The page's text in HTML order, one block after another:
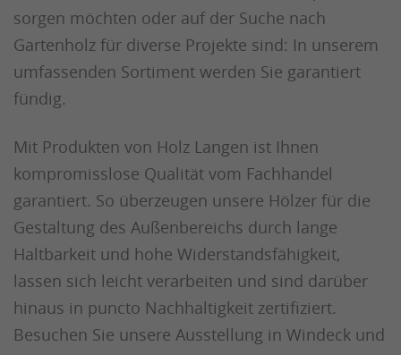
sorgen möchten oder auf der Suche nach
Gartenholz für diverse Projekte sind: In unserem
umfassenden Sortiment werden Sie garantiert
fündig.
Mit Produkten von Holz Langen ist Ihnen
kompromisslose Qualität vom Fachhandel
garantiert. So überzeugen unsere Hölzer für die
Gestaltung des Außenbereichs durch lange
Haltbarkeit und hohe Widerstandsfähigkeit,
lassen sich leicht verarbeiten und sind darüber
hinaus in puncto Nachhaltigkeit zertifiziert.
Besuchen Sie unsere Ausstellung in Windeck und